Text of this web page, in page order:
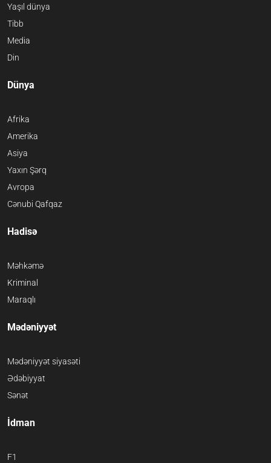
Yaşıl dünya
Tibb
Media
Din
Dünya
Afrika
Amerika
Asiya
Yaxın Şərq
Avropa
Cənubi Qafqaz
Hadisə
Məhkəmə
Kriminal
Maraqlı
Mədəniyyət
Mədəniyyət siyasəti
Ədəbiyyat
Sənət
İdman
F1